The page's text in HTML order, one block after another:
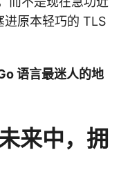
进原本轻巧的 TLS
语言最迷人的地
来中，拥